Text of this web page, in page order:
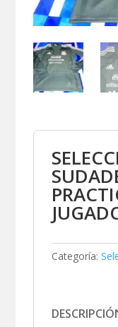
Categoría: